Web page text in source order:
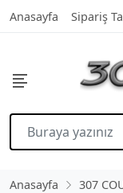
Anasayfa Sipariş
Anasayfa
307